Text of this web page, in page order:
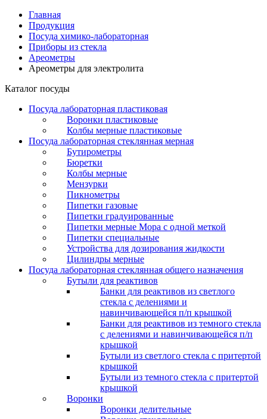
Главная
Продукция
Посуда химико-лабораторная
Приборы из стекла
Ареометры
Ареометры для электролита
Каталог посуды
Посуда лабораторная пластиковая
Воронки пластиковые
Колбы мерные пластиковые
Посуда лабораторная стеклянная мерная
Бутирометры
Бюретки
Колбы мерные
Мензурки
Пикнометры
Пипетки газовые
Пипетки градуированные
Пипетки мерные Мора с одной меткой
Пипетки специальные
Устройства для дозирования жидкости
Цилиндры мерные
Посуда лабораторная стеклянная общего назначения
Бутыли для реактивов
Банки для реактивов из светлого
стекла с делениями и
навинчивающейся п/п крышкой
Банки для реактивов из темного стекла
с делениями и навинчивающейся п/п
крышкой
Бутыли из светлого стекла с притертой
крышкой
Бутыли из темного стекла с притертой
крышкой
Воронки
Воронки делительные